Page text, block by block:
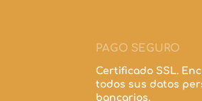
PAGO SEGURO
Certificado SSL.
todos sus datos
bancarios.